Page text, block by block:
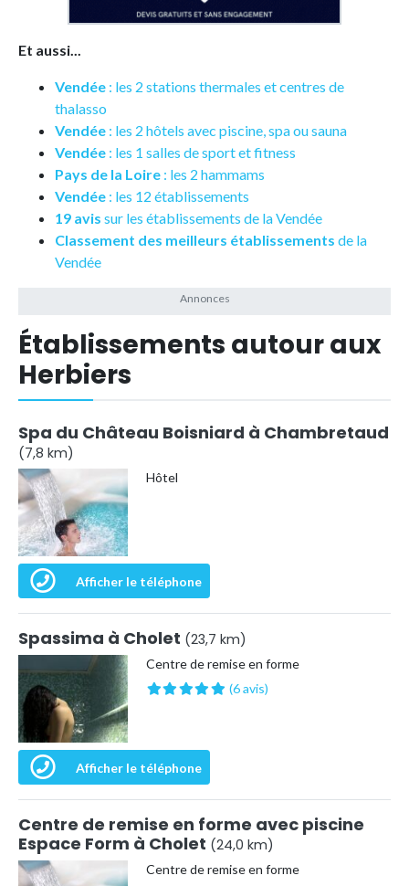
Et aussi...
Vendée : les 2 stations thermales et centres de
thalasso
Vendée : les 2 hôtels avec piscine, spa ou sauna
Vendée : les 1 salles de sport et fitness
Pays de la Loire : les 2 hammams
Vendée : les 12 établissements
19 avis sur les établissements de la Vendée
Classement des meilleurs établissements de la
Vendée
Établissements autour aux
Herbiers
Spa du Château Boisniard à Chambretaud
(7,8 km)
Hôtel
Afficher le téléphone
Spassima à Cholet (23,7 km)
Centre de remise en forme
(6 avis)
Afficher le téléphone
Centre de remise en forme avec piscine
Espace Form à Cholet (24,0 km)
Centre de remise en forme